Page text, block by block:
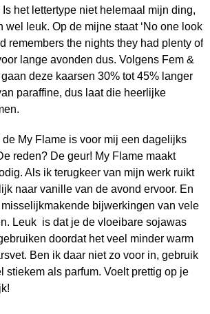
het lettertype niet helemaal mijn ding,
wel leuk. Op de mijne staat ‘No one look
remembers the nights they had plenty of
lange avonden dus. Volgens Fem &
deze kaarsen 30% tot 45% langer
paraffine, dus laat die heerlijke
de My Flame is voor mij een dagelijks
reden? De geur! My Flame maakt
Als ik terugkeer van mijn werk ruikt
naar vanille van de avond ervoor. En
bijwerkingen van vele
Leuk is dat je de vloeibare sojawas
doordat het veel minder warm
Ben ik daar niet zo voor in, gebruik
stiekem als parfum. Voelt prettig op je